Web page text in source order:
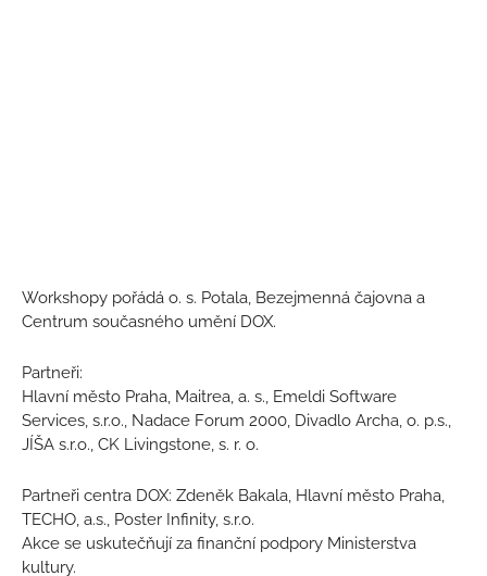
Workshopy pořádá o. s. Potala, Bezejmenná čajovna a
Centrum současného umění DOX.
Partneři:
Hlavní město Praha, Maitrea, a. s., Emeldi Software
Services, s.r.o., Nadace Forum 2000, Divadlo Archa, o. p.s.,
JÍŠA s.r.o., CK Livingstone, s. r. o.
Partneři centra DOX: Zdeněk Bakala, Hlavní město Praha,
TECHO, a.s., Poster Infinity, s.r.o.
Akce se uskutečňují za finanční podpory Ministerstva
kultury.